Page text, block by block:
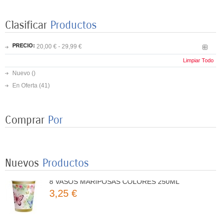
Clasificar Productos
PRECIO: 20,00 € - 29,99 €
Limpiar Todo
Nuevo ()
En Oferta (41)
Comprar Por
Nuevos Productos
8 PLATOS MARIPOSAS COLORES 23CM
3,25 €